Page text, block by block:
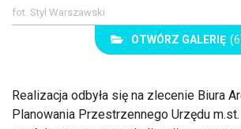
fot. Styl Warszawski
OTWÓRZ GALERIĘ
Realizacja odbyła się na zlecenie Biura
Planowania Przestrzennego Urzędu